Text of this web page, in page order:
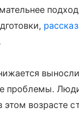
проблемы.
возрасте